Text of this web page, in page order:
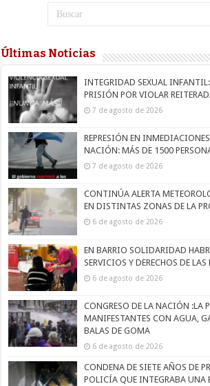
Últimas Noticias
INTEGRIDAD SEXUAL
PRISIÓN POR VIOLAR
7 de agosto de 2026
REPRESIÓN EN
NACIÓN: MÁS DE 1500
7 de agosto de 2026
CONTINÚA ALERTA
EN DISTINTAS ZONAS DE LA
6 de agosto de 2026
EN BARRIO SOLIDARIDAD
SERVICIOS Y DERECHOS DE LAS
6 de agosto de 2026
CONGRESO DE LA NACIÓN :LA
MANIFESTANTES CON AGUA,
BALAS DE GOMA
6 de agosto de 2026
CONDENA DE SIETE AÑOS DE
POLICÍA QUE INTEGRABA UNA